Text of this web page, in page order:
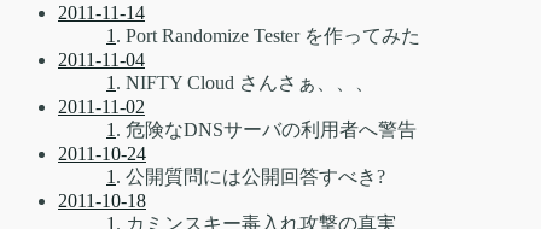
2011-11-14
1 . Port Randomize Tester を作ってみた
2011-11-04
1 . NIFTY Cloud さんさぁ、、、
2011-11-02
1 . 危険なDNSサーバの利用者へ警告
2011-10-24
1 . 公開質問には公開回答すべき?
2011-10-18
1 . カミンスキー毒入れ攻撃の真実